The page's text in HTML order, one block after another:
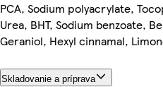
PCA, Sodium polyacrylate,
Urea, BHT, Sodium benzoate,
Geraniol, Hexyl cinnamal,
Skladovanie a príprava